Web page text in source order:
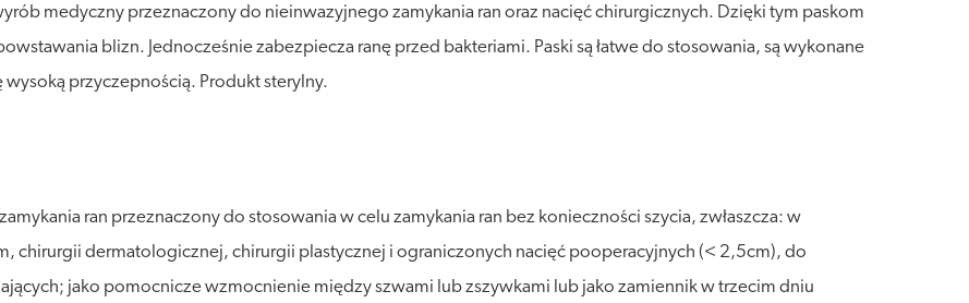
medyczny przeznaczony do nieinwazyjnego zamykania ran oraz nacięć chirurgicznych. Dzięki tym paskom
blizn. Jednocześnie zabezpiecza ranę przed bakteriami. Paski są łatwe do stosowania, są wykonane
wysoką przyczepnością. Produkt sterylny.
ran przeznaczony do stosowania w celu zamykania ran bez konieczności szycia, zwłaszcza: w
chirurgii dermatologicznej, chirurgii plastycznej i ograniczonych nacięć pooperacyjnych (< 2,5cm), do
jako pomocnicze wzmocnienie między szwami lub zszywkami lub jako zamiennik w trzecim dniu